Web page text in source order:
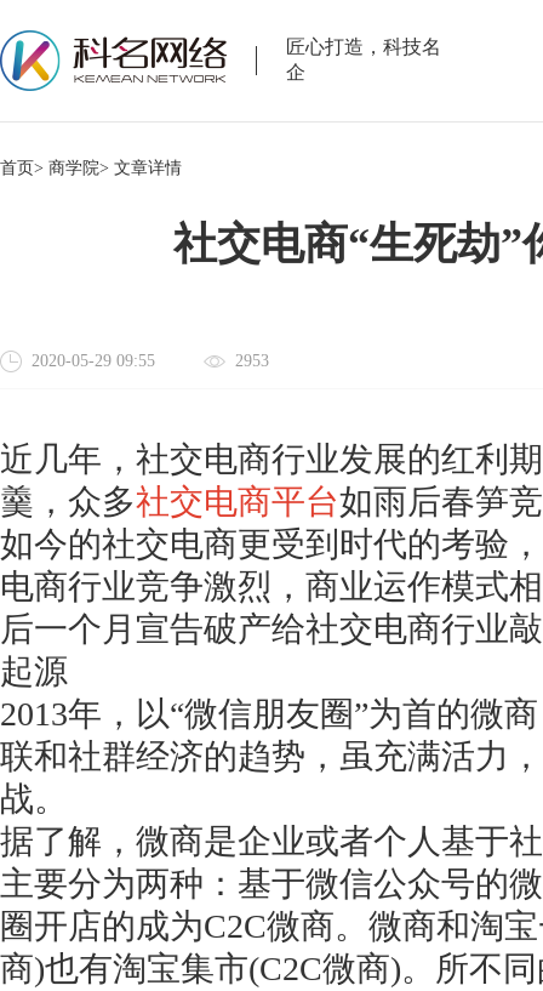
匠心打造，科技名
企
首页> 商学院> 文章详情
社交电商“生死劫”
2020-05-29 09:55 2953
近几年，社交电商行业发展的红利
羹，众多社交电商平台如雨后春笋
如今的社交电商更受到时代的考验
电商行业竞争激烈，商业运作模式
后一个月宣告破产给社交电商行业
起源
2013年，以“微信朋友圈”为首的微
联和社群经济的趋势，虽充满活力
战。
据了解，微商是企业或者个人基于
主要分为两种：基于微信公众号的
圈开店的成为C2C微商。微商和淘
商)也有淘宝集市(C2C微商)。所不